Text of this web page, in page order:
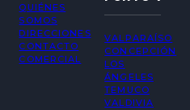
QUIÉNES
SOMOS
DIRECCIONES
CONTACTO
COMERCIAL
VALPARAÍSO
CONCEPCIÓN
LOS
ÁNGELES
TEMUCO
VALDIVIA